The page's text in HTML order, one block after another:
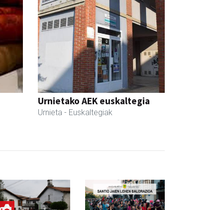
Urnietako AEK euskaltegia
Urnieta - Euskaltegiak